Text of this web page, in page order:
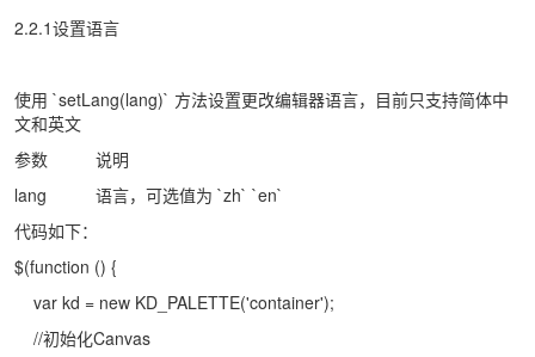
2.2.1设置语言
使用 `setLang(lang)` 方法设置更改编辑器语言，目前只支持简体中
文和英文
参数
说明
lang
语言，可选值为 `zh` `en`
代码如下：
$(function () {
var kd = new KD_PALETTE('container');
//初始化Canvas